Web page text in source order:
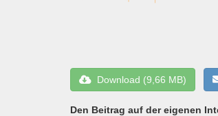
Download (9,66 MB)
Den Beitrag auf der eigenen